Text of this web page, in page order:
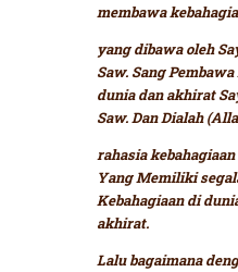
membawa
yang dibawa oleh
Saw. Sang
dunia dan akhirat
Saw. Dan Dialah
rahasia
Yang Memiliki
Kebahagiaan di
akhirat.
Lalu bagaimana